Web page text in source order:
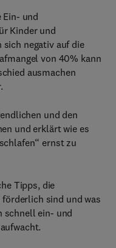
Ein- und
Kinder und
negativ auf die
von 40% kann
ausmachen
und den
und erklärt wie es
ernst zu
Tipps, die
sind und was
schnell ein- und